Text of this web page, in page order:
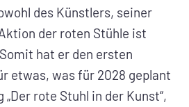
des Künstlers, seiner
der roten Stühle ist
hat er den ersten
etwas, was für 2028 geplant
rote Stuhl in der Kunst“,